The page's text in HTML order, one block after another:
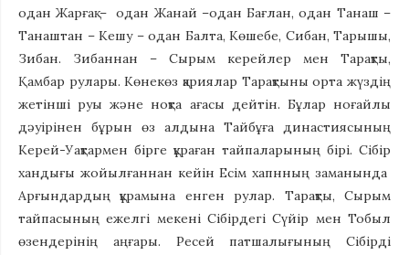
одан Жарғақ – одан Жанай –одан Бағлан, одан Танаш –
Танаштан – Кешу – одан Балта, Көшебе, Сибан, Тарышы,
Зибан. Зибаннан – Сырым керейлер мен Тарақты,
Қамбар рулары. Көнекөз қариялар Тарақтыны орта жүздің
жетінші руы және ноқта ағасы дейтін. Бұлар ноғайлы
дәуірінен бұрын өз алдына Тайбұға династиясының
Керей-Уақтармен бірге құраған тайпаларының бірі. Сібір
хандығы жойылғаннан кейін Есім хапнның заманында
Арғындардың құрамына енген рулар. Тарақты, Сырым
тайпасының ежелгі мекені Сібірдегі Сүйір мен Тобыл
өзендерінің аңғары. Ресей патшалығының Сібірді